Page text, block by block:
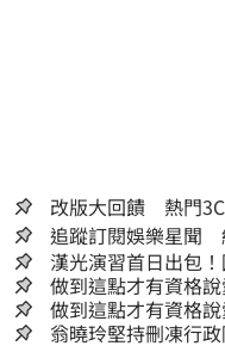
改版大回饋 熱門
追蹤訂閱娛樂星聞
漢光演習首日出包
到零件…軍方說話了
做到這點才有資格
做到這點才有資格
翁曉玲堅持刪凍行